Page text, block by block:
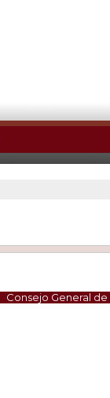
Consejo General